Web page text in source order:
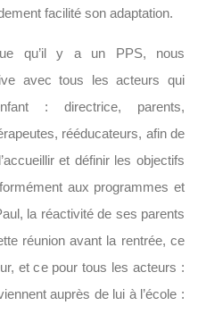
facilité son adaptation.
qu’il y a un PPS, nous
avec tous les acteurs qui
: directrice, parents,
rééducateurs, afin de
et définir les objectifs
aux programmes et
la réactivité de ses parents
réunion avant la rentrée, ce
et ce pour tous les acteurs :
auprès de lui à l’école :